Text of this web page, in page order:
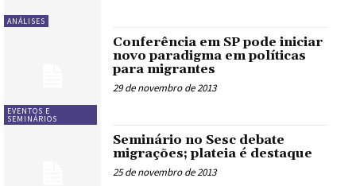
ANÁLISES
EVENTOS E
SEMINÁRIOS
Conferência em SP pode iniciar
novo paradigma em políticas
para migrantes
29 de novembro de 2013
Seminário no Sesc debate
migrações; plateia é destaque
25 de novembro de 2013